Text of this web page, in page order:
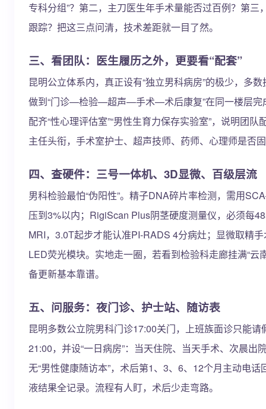
专科分组”？第二，主刀医生年手术量能否过百例？第三
跟踪？把这三点问清，技术差距就一目了然。
三、看团队：医生履历之外，更要看“配套”
昆明公立体系内，真正设有“独立男科病房”的极少，多
做到“门诊—检验—超声—手术—术后康复”在同一楼层完
配齐“性心理评估室”“男性生育力保存实验室”，说明团
主任头衔，手术室护士、超声技师、药师、心理师是否
四、查硬件：三号一体机、3D显微、百级层流
男科检验最怕“伪阳性”。精子DNA碎片率检测，需用
压到3%以内；RigiScan Plus阴茎硬度测量仪，必须每
MRI，3.0T起步才能认准PI-RADS 4分病灶；显微取精
LED荧光模块。实地走一圈，若看到检验科走廊挂满“云
备更新基本靠谱。
五、问服务：夜门诊、护士站、随访表
昆明多数公立院男科门诊17:00关门，上班族面诊只能
21:00，并设“一日病房”：当天住院、当天手术、次晨出
无“男性健康随访本”，术后第1、3、6、12个月主动电
液结果全记录。流程有人盯，术后少走弯路。